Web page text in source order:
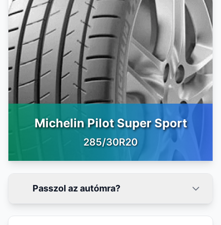
Michelin Pilot Super Sport
285/30R20
Passzol az autómra?